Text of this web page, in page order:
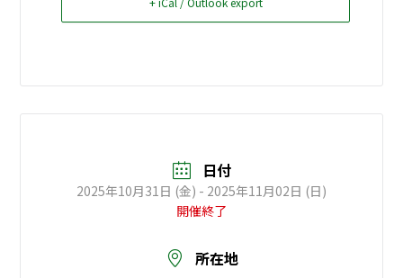
日付
2025年10月31日 (金) - 2025年11月02日 (日)
開催終了
所在地